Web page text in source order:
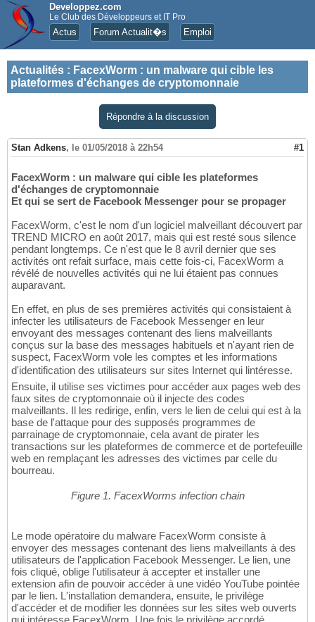
Developpez.com
Le Club des Développeurs et IT Pro
Actus Forum Actualit�s Emploi
Actualités : FacexWorm : un malware qui cible les
plateformes d'échanges de cryptomonnaie
Répondre à la discussion
Stan Adkens, le 01/05/2018 à 22h54 #1
FacexWorm : un malware qui cible les plateformes
d'échanges de cryptomonnaie
Et qui se sert de Facebook Messenger pour se propager
FacexWorm, c'est le nom d'un logiciel malveillant découvert par
TREND MICRO en août 2017, mais qui est resté sous silence
pendant longtemps. Ce n'est que le 8 avril dernier que ses
activités ont refait surface, mais cette fois-ci, FacexWorm a
révélé de nouvelles activités qui ne lui étaient pas connues
auparavant.
En effet, en plus de ses premières activités qui consistaient à
infecter les utilisateurs de Facebook Messenger en leur
envoyant des messages contenant des liens malveillants
conçus sur la base des messages habituels et n'ayant rien de
suspect, FacexWorm vole les comptes et les informations
d'identification des utilisateurs sur sites Internet qui lintéresse.
Ensuite, il utilise ses victimes pour accéder aux pages web des
faux sites de cryptomonnaie où il injecte des codes
malveillants. Il les redirige, enfin, vers le lien de celui qui est à la
base de l'attaque pour des supposés programmes de
parrainage de cryptomonnaie, cela avant de pirater les
transactions sur les plateformes de commerce et de portefeuille
web en remplaçant les adresses des victimes par celle du
bourreau.
Figure 1. FacexWorms infection chain
Le mode opératoire du malware FacexWorm consiste à
envoyer des messages contenant des liens malveillants à des
utilisateurs de l'application Facebook Messenger. Le lien, une
fois cliqué, oblige l'utilisateur à accepter et installer une
extension afin de pouvoir accéder à une vidéo YouTube pointée
par le lien. L'installation demandera, ensuite, le privilège
d'accéder et de modifier les données sur les sites web ouverts